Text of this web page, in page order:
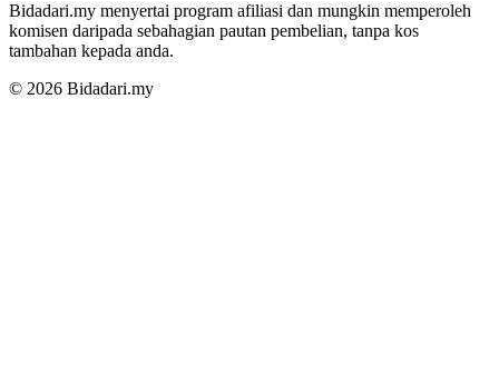
Bidadari.my menyertai program afiliasi dan mungkin memperoleh
komisen daripada sebahagian pautan pembelian, tanpa kos
tambahan kepada anda.
© 2026 Bidadari.my